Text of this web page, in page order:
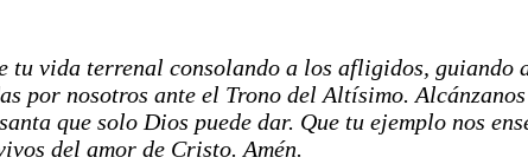
vida terrenal consolando a los afligidos, guiando
por nosotros ante el Trono del Altísimo.
que solo Dios puede dar. Que tu ejemplo nos
del amor de Cristo. Amén.